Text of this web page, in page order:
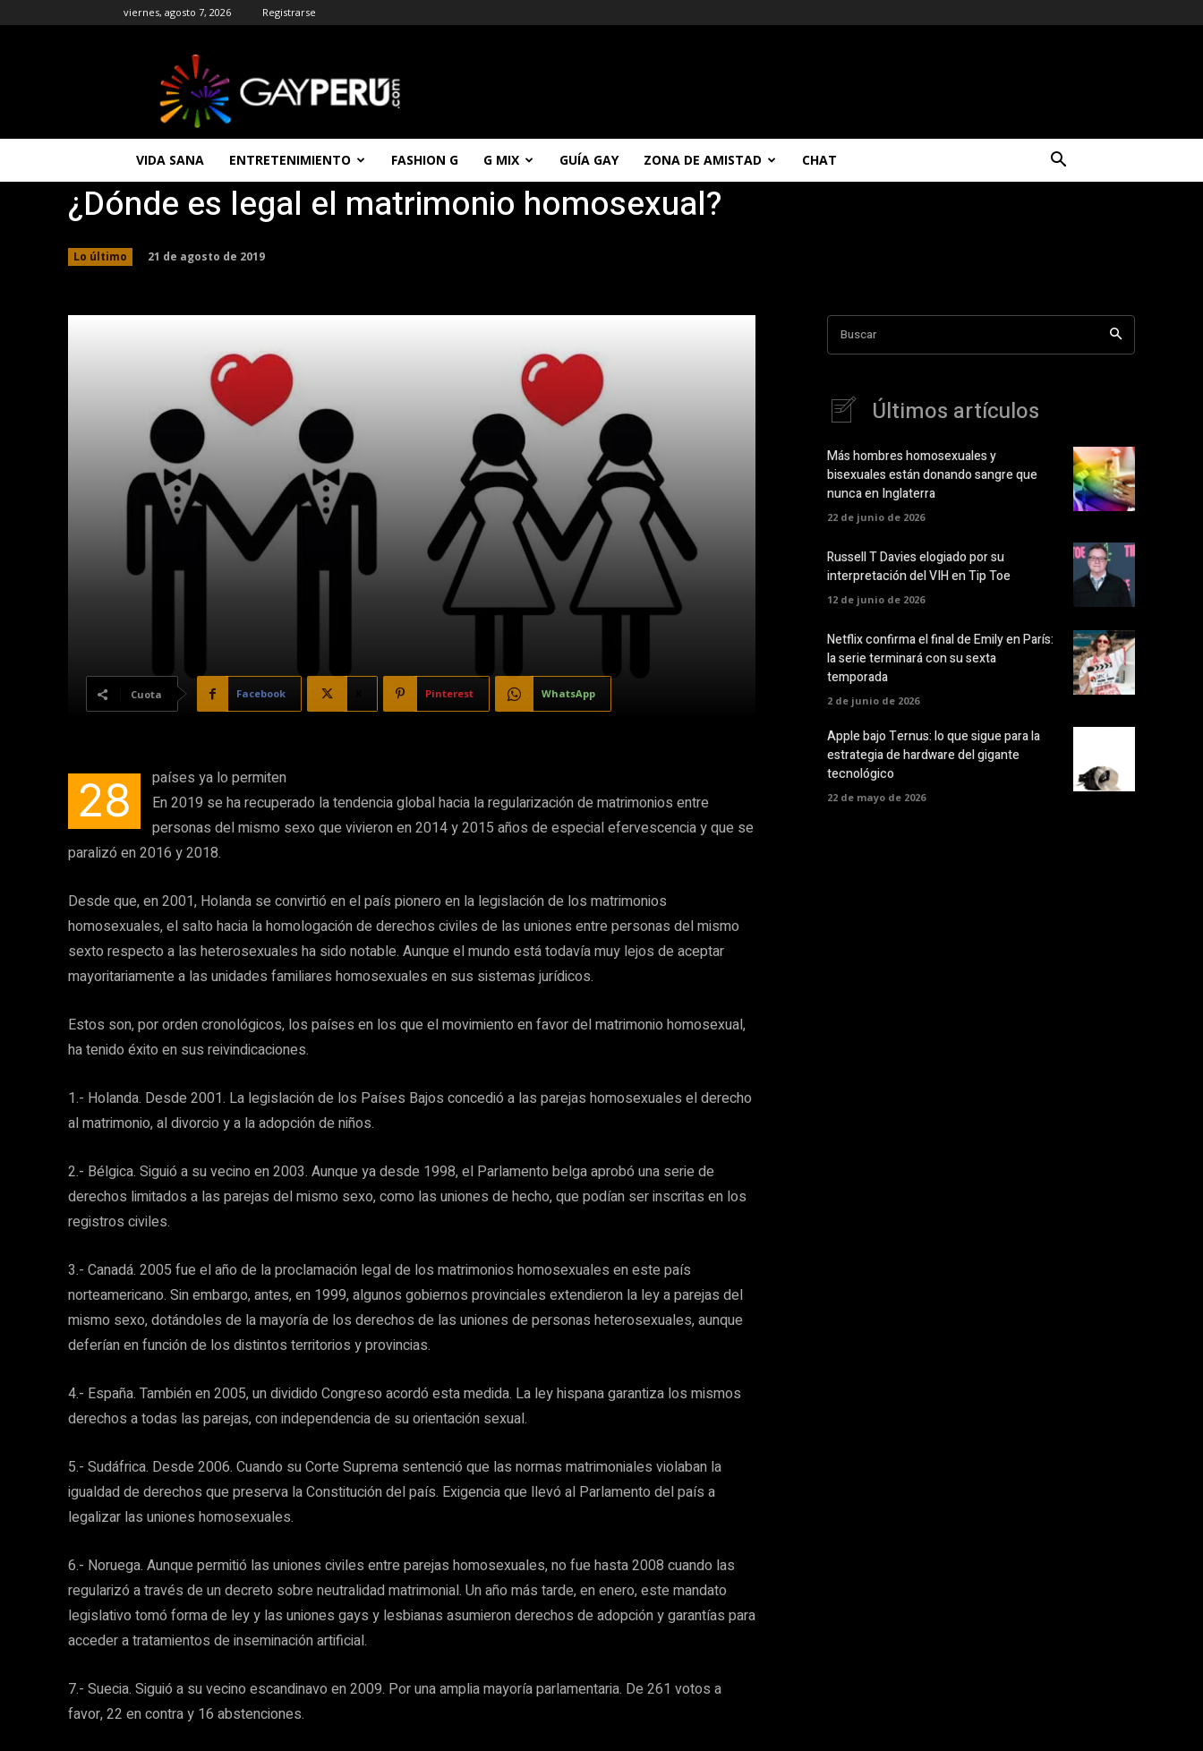
viernes, agosto 7, 2026 Registrarse
|
Entretenimiento
Noticias
Chat
VIDA SANA ENTRETENIMIENTO FASHION G G MIX GUÍA GAY ZONA DE AMISTAD CHAT
¿Dónde es legal el matrimonio homosexual?
Lo último 21 de agosto de 2019
Cuota Facebook Pinterest WhatsApp
28
países ya lo permiten
En 2019 se ha recuperado la tendencia global hacia la regularización de matrimonios entre
personas del mismo sexo que vivieron en 2014 y 2015 años de especial efervescencia y que se
paralizó en 2016 y 2018.
Desde que, en 2001, Holanda se convirtió en el país pionero en la legislación de los matrimonios
homosexuales, el salto hacia la homologación de derechos civiles de las uniones entre personas del mismo
sexto respecto a las heterosexuales ha sido notable. Aunque el mundo está todavía muy lejos de aceptar
mayoritariamente a las unidades familiares homosexuales en sus sistemas jurídicos.
Estos son, por orden cronológicos, los países en los que el movimiento en favor del matrimonio homosexual,
ha tenido éxito en sus reivindicaciones.
1.- Holanda. Desde 2001. La legislación de los Países Bajos concedió a las parejas homosexuales el derecho
al matrimonio, al divorcio y a la adopción de niños.
2.- Bélgica. Siguió a su vecino en 2003. Aunque ya desde 1998, el Parlamento belga aprobó una serie de
derechos limitados a las parejas del mismo sexo, como las uniones de hecho, que podían ser inscritas en los
registros civiles.
3.- Canadá. 2005 fue el año de la proclamación legal de los matrimonios homosexuales en este país
norteamericano. Sin embargo, antes, en 1999, algunos gobiernos provinciales extendieron la ley a parejas del
mismo sexo, dotándoles de la mayoría de los derechos de las uniones de personas heterosexuales, aunque
deferían en función de los distintos territorios y provincias.
4.- España. También en 2005, un dividido Congreso acordó esta medida. La ley hispana garantiza los mismos
derechos a todas las parejas, con independencia de su orientación sexual.
5.- Sudáfrica. Desde 2006. Cuando su Corte Suprema sentenció que las normas matrimoniales violaban la
igualdad de derechos que preserva la Constitución del país. Exigencia que llevó al Parlamento del país a
legalizar las uniones homosexuales.
6.- Noruega. Aunque permitió las uniones civiles entre parejas homosexuales, no fue hasta 2008 cuando las
regularizó a través de un decreto sobre neutralidad matrimonial. Un año más tarde, en enero, este mandato
legislativo tomó forma de ley y las uniones gays y lesbianas asumieron derechos de adopción y garantías para
acceder a tratamientos de inseminación artificial.
7.- Suecia. Siguió a su vecino escandinavo en 2009. Por una amplia mayoría parlamentaria. De 261 votos a
favor, 22 en contra y 16 abstenciones.
Buscar
Últimos artículos
Más hombres homosexuales y
bisexuales están donando sangre que
nunca en Inglaterra
22 de junio de 2026
Russell T Davies elogiado por su
interpretación del VIH en Tip Toe
12 de junio de 2026
Netflix confirma el final de Emily en París:
la serie terminará con su sexta
temporada
2 de junio de 2026
Apple bajo Ternus: lo que sigue para la
estrategia de hardware del gigante
tecnológico
22 de mayo de 2026